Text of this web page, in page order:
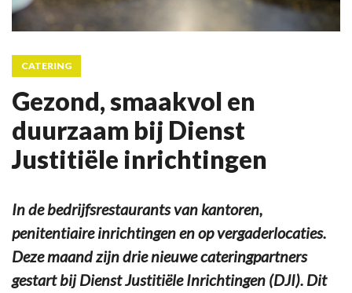
CATERING
Gezond, smaakvol en
duurzaam bij Dienst
Justitiële inrichtingen
In de bedrijfsrestaurants van kantoren,
penitentiaire inrichtingen en op vergaderlocaties.
Deze maand zijn drie nieuwe cateringpartners
gestart bij Dienst Justitiële Inrichtingen (DJI). Dit